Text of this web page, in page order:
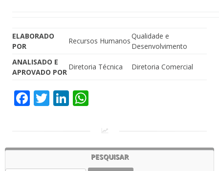
ELABORADO
POR
Recursos Humanos
Qualidade e
Desenvolvimento
ANALISADO E
APROVADO POR
Diretoria Técnica Diretoria Comercial
Facebook
TwitterLinkedIn
PESQUISAR